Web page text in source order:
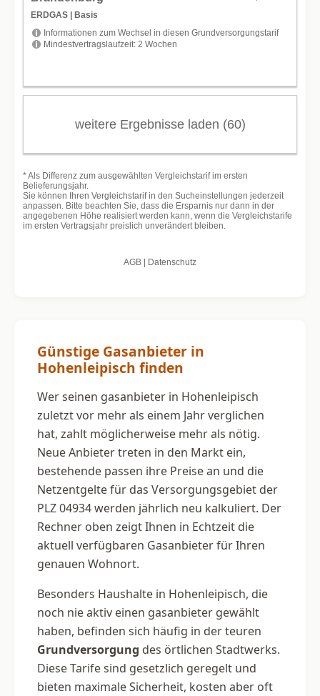
Günstige Gasanbieter in
Hohenleipisch finden
Wer seinen gasanbieter in Hohenleipisch
zuletzt vor mehr als einem Jahr verglichen
hat, zahlt möglicherweise mehr als nötig.
Neue Anbieter treten in den Markt ein,
bestehende passen ihre Preise an und die
Netzentgelte für das Versorgungsgebiet der
PLZ 04934 werden jährlich neu kalkuliert. Der
Rechner oben zeigt Ihnen in Echtzeit die
aktuell verfügbaren Gasanbieter für Ihren
genauen Wohnort.
Besonders Haushalte in Hohenleipisch, die
noch nie aktiv einen gasanbieter gewählt
haben, befinden sich häufig in der teuren
Grundversorgung des örtlichen Stadtwerks.
Diese Tarife sind gesetzlich geregelt und
bieten maximale Sicherheit, kosten aber oft